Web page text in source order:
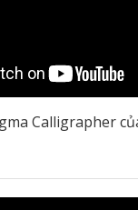
Calligrapher